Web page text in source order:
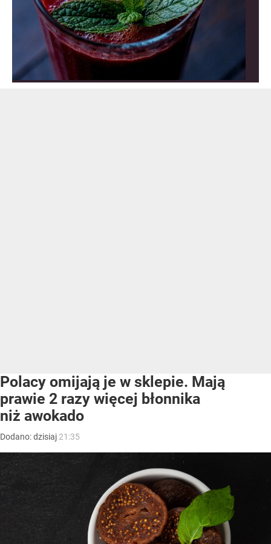
Polacy omijają je w sklepie. Mają
prawie 2 razy więcej błonnika
niż awokado
Dodano:dzisiaj 21:35